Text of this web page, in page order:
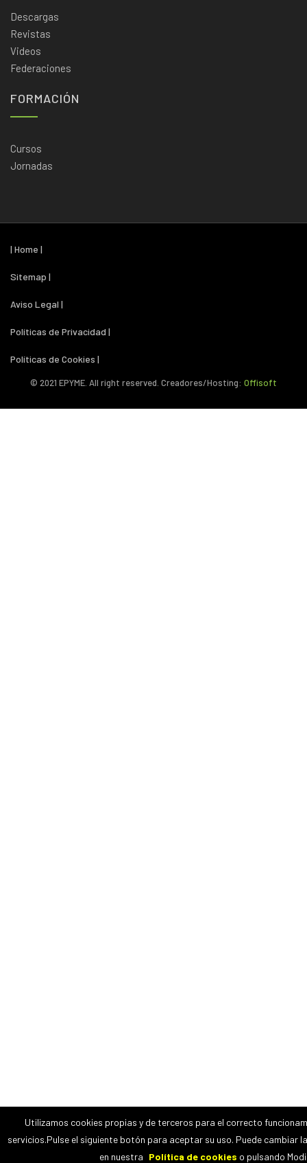
Utilizamos cookies propias y de terceros para el correcto
servicios.Pulse el siguiente botón para aceptar su uso. Puede cambiar
en nuestra Política de cookies o pulsando
Descargas
Revistas
Videos
Federaciones
FORMACIÓN
Cursos
Jornadas
| Home |
Sitemap |
Aviso Legal |
Políticas de Privacidad |
Políticas de Cookies |
© 2021 EPYME. All right reserved. Creadores/Hosting: Offisoft